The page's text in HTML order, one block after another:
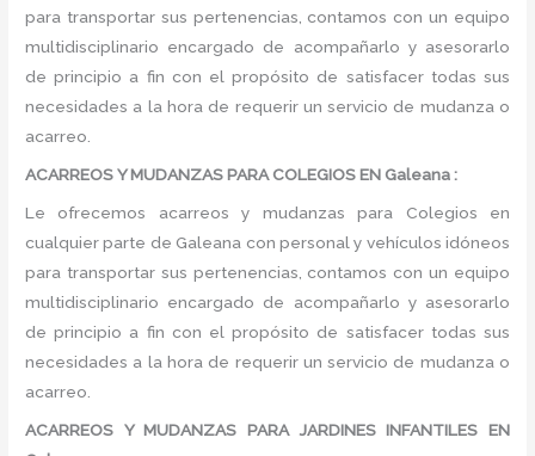
para transportar sus pertenencias, contamos con un equipo
multidisciplinario encargado de acompañarlo y asesorarlo
de principio a fin con el propósito de satisfacer todas sus
necesidades a la hora de requerir un servicio de mudanza o
acarreo.
ACARREOS Y MUDANZAS PARA COLEGIOS EN Galeana :
Le ofrecemos acarreos y mudanzas para Colegios en
cualquier parte de Galeana con personal y vehículos idóneos
para transportar sus pertenencias, contamos con un equipo
multidisciplinario encargado de acompañarlo y asesorarlo
de principio a fin con el propósito de satisfacer todas sus
necesidades a la hora de requerir un servicio de mudanza o
acarreo.
ACARREOS Y MUDANZAS PARA JARDINES INFANTILES EN